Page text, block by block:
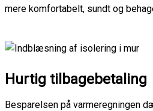
mere komfortabelt, sundt og
Hurtig tilbagebetaling
Besparelsen på varmeregningen